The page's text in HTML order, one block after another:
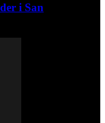
i San